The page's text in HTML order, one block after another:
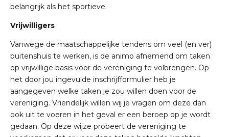
belangrijk als het sportieve.
Vrijwilligers
Vanwege de maatschappelijke tendens om veel (en ver)
buitenshuis te werken, is de animo afnemend om taken
op vrijwillige basis voor de vereniging te volbrengen. Op
het door jou ingevulde inschrijfformulier heb je
aangegeven welke taken je zou willen doen voor de
vereniging. Vriendelijk willen wij je vragen om deze dan
ook uit te voeren in het geval er een beroep op je wordt
gedaan. Op deze wijze probeert de vereniging te